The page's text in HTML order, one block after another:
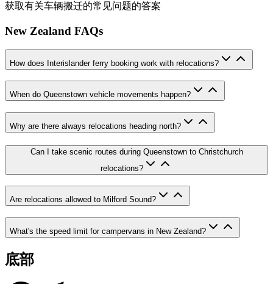
获取有关车辆搬迁的常见问题的答案
New Zealand FAQs
How does Interislander ferry booking work with relocations?
When do Queenstown vehicle movements happen?
Why are there always relocations heading north?
Can I take scenic routes during Queenstown to Christchurch
relocations?
Are relocations allowed to Milford Sound?
What's the speed limit for campervans in New Zealand?
底部